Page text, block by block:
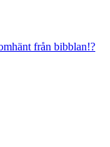
från bibblan!?